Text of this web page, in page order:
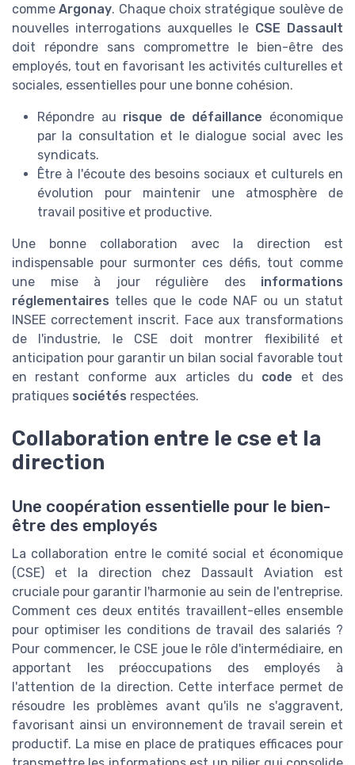
commeArgonay. Chaque choix stratégique soulève de
nouvelles interrogations auxquelles le CSE Dassault
doit répondre sans compromettre le bien-être des
employés, tout en favorisant les activités culturelles et
sociales, essentielles pour une bonne cohésion.
Répondre au risque de défaillance économique
par la consultation et le dialogue social avec les
syndicats.
Être à l'écoute des besoins sociaux et culturels en
évolution pour maintenir une atmosphère de
travail positive et productive.
Une bonne collaboration avec la direction est
indispensable pour surmonter ces défis, tout comme
une mise à jour régulière des informations
réglementaires telles que le code NAF ou un statut
INSEE correctement inscrit. Face aux transformations
de l'industrie, le CSE doit montrer flexibilité et
anticipation pour garantir un bilan social favorable tout
en restant conforme aux articles du code et des
pratiques sociétés respectées.
Collaboration entre le cse et la
direction
Une coopération essentielle pour le bien-
être des employés
La collaboration entre le comité social et économique
(CSE) et la direction chez Dassault Aviation est
cruciale pour garantir l'harmonie au sein de l'entreprise.
Comment ces deux entités travaillent-elles ensemble
pour optimiser les conditions de travail des salariés ?
Pour commencer, le CSE joue le rôle d'intermédiaire, en
apportant les préoccupations des employés à
l'attention de la direction. Cette interface permet de
résoudre les problèmes avant qu'ils ne s'aggravent,
favorisant ainsi un environnement de travail serein et
productif. La mise en place de pratiques efficaces pour